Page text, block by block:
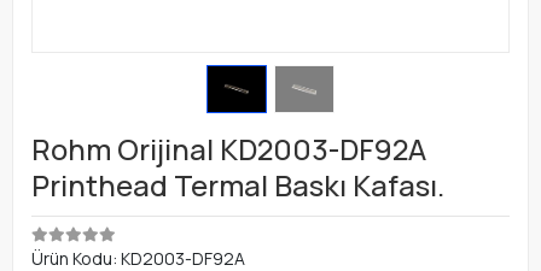
Rohm Orijinal KD2003-DF92A
Printhead Termal Baskı Kafası.
Ürün Kodu: KD2003-DF92A